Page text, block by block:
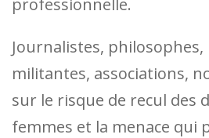
Journalistes,
militantes, associations,
sur le risque de recul des
femmes et la menace qui